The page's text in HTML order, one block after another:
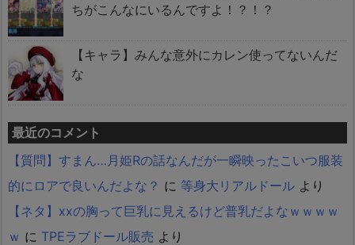
ちがこんなにいるんですよ！？！？
【キャラ】みんな意外にカレン使ってないんだ
な
最近のコメント
【質問】すまん…月姫Rの話なんだが一瞬映ったこいつ服装
的にロアで良いんだよな？ に 等身大リアルドール より
【ネタ】xxの胸って巨乳に見えるけど普乳だよなｗｗｗｗ
ｗ に TPEラブドール販売 より